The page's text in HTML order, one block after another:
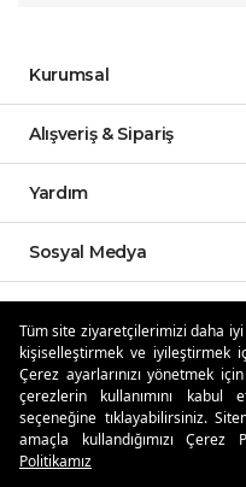
Tüm site ziyaretçilerimizi daha iyi
kişiselleştirmek ve iyileştirmek
Çerez ayarlarınızı yönetmek
çerezlerin kullanımını
seçeneğine tıklayabilirsiniz.
amaçla kullandığımızı Çerez
Politikamız
Kurumsal
Alışveriş & Sipariş
Yardım
Sosyal Medya
Özdilekteyim'de Taksit
Güvenli Alışveriş